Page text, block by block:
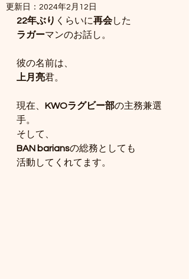
更新日： 2024年2月12日
22年ぶり くらいに再会した
ラガーマンのお話し。
彼の名前は、
上月亮君。
現在、 KWOラグビー部の主務兼選
手。
そして、
BAN bariansの総務としても
活動してくれてます。